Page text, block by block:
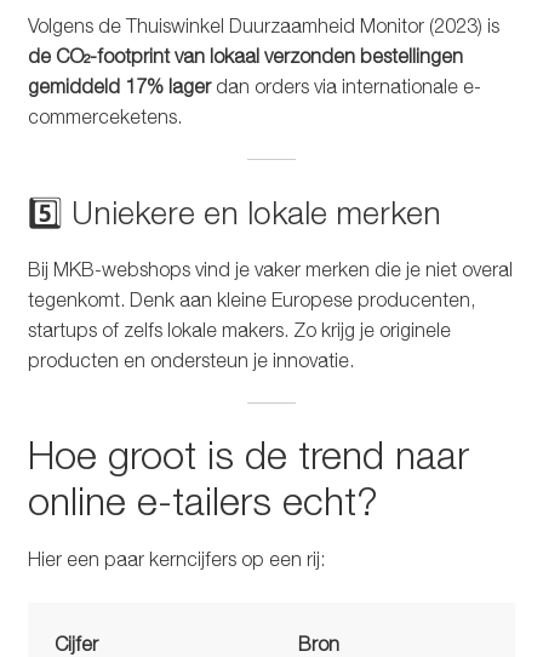
Volgens de Thuiswinkel Duurzaamheid Monitor (2023) is
de CO₂-footprint van lokaal verzonden bestellingen
gemiddeld 17% lagerdan orders via internationale e-
commerceketens.
5️⃣ Uniekere en lokale merken
Bij MKB-webshops vind je vaker merken die je niet overal
tegenkomt. Denk aan kleine Europese producenten,
startups of zelfs lokale makers. Zo krijg je originele
producten en ondersteun je innovatie.
Hoe groot is de trend naar
online e-tailers echt?
Hier een paar kerncijfers op een rij:
Cijfer Bron